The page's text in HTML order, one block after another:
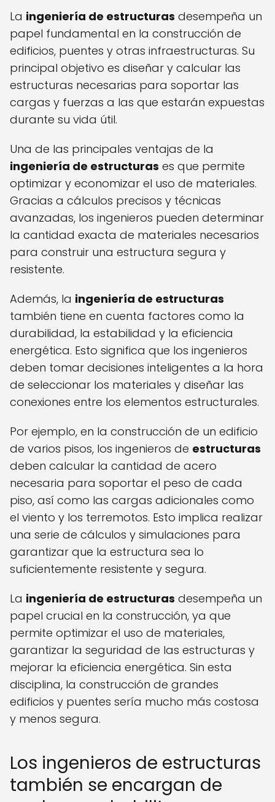
La ingeniería de estructuras desempeña un
papel fundamental en la construcción de
edificios, puentes y otras infraestructuras. Su
principal objetivo es diseñar y calcular las
estructuras necesarias para soportar las
cargas y fuerzas a las que estarán expuestas
durante su vida útil.
Una de las principales ventajas de la
ingeniería de estructuras es que permite
optimizar y economizar el uso de materiales.
Gracias a cálculos precisos y técnicas
avanzadas, los ingenieros pueden determinar
la cantidad exacta de materiales necesarios
para construir una estructura segura y
resistente.
Además, la ingeniería de estructuras
también tiene en cuenta factores como la
durabilidad, la estabilidad y la eficiencia
energética. Esto significa que los ingenieros
deben tomar decisiones inteligentes a la hora
de seleccionar los materiales y diseñar las
conexiones entre los elementos estructurales.
Por ejemplo, en la construcción de un edificio
de varios pisos, los ingenieros de estructuras
deben calcular la cantidad de acero
necesaria para soportar el peso de cada
piso, así como las cargas adicionales como
el viento y los terremotos. Esto implica realizar
una serie de cálculos y simulaciones para
garantizar que la estructura sea lo
suficientemente resistente y segura.
La ingeniería de estructuras desempeña un
papel crucial en la construcción, ya que
permite optimizar el uso de materiales,
garantizar la seguridad de las estructuras y
mejorar la eficiencia energética. Sin esta
disciplina, la construcción de grandes
edificios y puentes sería mucho más costosa
y menos segura.
Los ingenieros de estructuras
también se encargan de